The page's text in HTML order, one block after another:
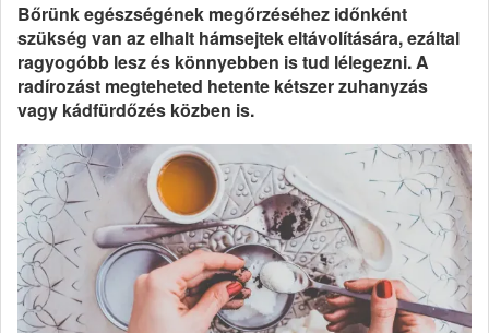
Bőrünk egészségének megőrzéséhez időnként
szükség van az elhalt hámsejtek eltávolítására, ezáltal
ragyogóbb lesz és könnyebben is tud lélegezni. A
radírozást megteheted hetente kétszer zuhanyzás
vagy kádfürdőzés közben is.